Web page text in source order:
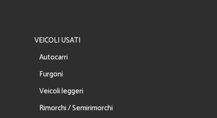
VEICOLI USATI
Autocarri
Furgoni
Veicoli leggeri
Rimorchi / Semirimorchi